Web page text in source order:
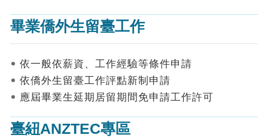
請
進
詢
見
答
畢業僑外生留臺工作
依一般依薪資、工作經驗等條件申請
依僑外生留臺工作評點新制申請
應屆畢業生延期居留期間免申請工作許可
臺紐ANZTEC專區